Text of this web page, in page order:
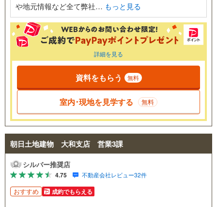
や地元情報など全て弊社… もっと見る
詳細を見る
資料をもらう 無料
室内･現地を見学する 無料
朝日土地建物 大和支店 営業3課
シルバー推奨店
4.75 不動産会社レビュー32件
おすすめ 成約でもらえる